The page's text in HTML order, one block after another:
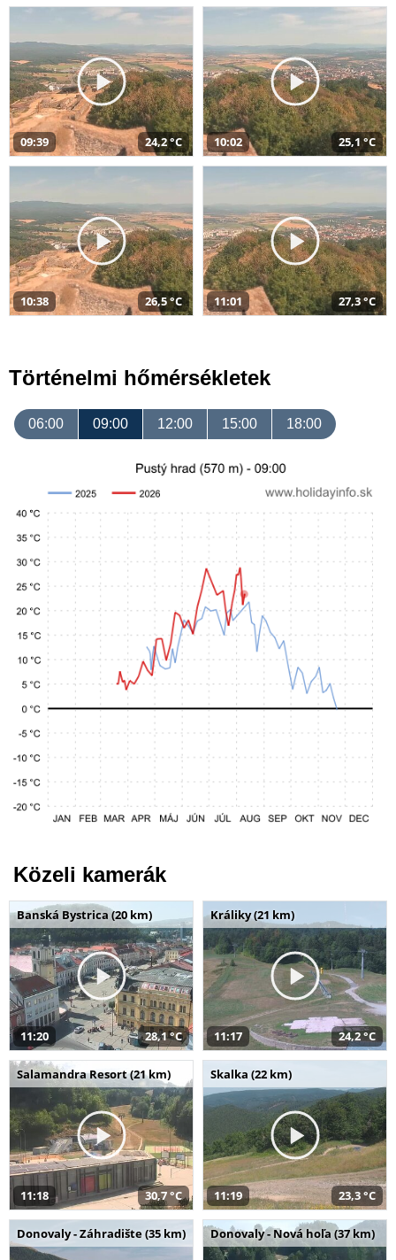
09:39 24,2 °C 10:02 25,1 °C
10:38 26,5 °C 11:01 27,3 °C
Történelmi hőmérsékletek
06:00 09:00 12:00 15:00 18:00
Közeli kamerák
Banská Bystrica (20 km)
11:20 28,1 °C
Králiky (21 km)
11:17 24,2 °C
Salamandra Resort (21 km)
11:18 30,7 °C
Skalka (22 km)
11:19 23,3 °C
Donovaly - Záhradište (35 km) Donovaly - Nová hoľa (37 km)